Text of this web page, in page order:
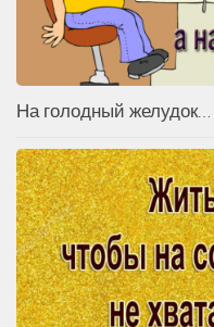
На голодный желудок…